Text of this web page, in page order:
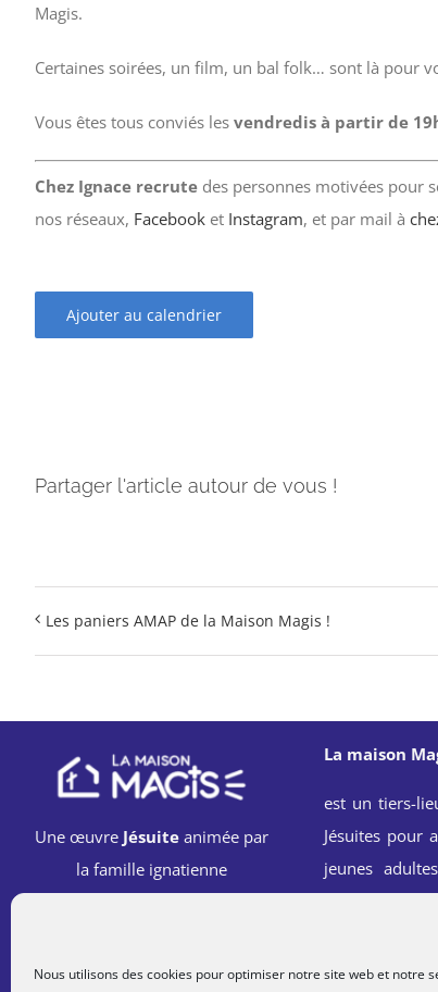
Nous utilisons des cookies pour optimiser notre site web et notre
Magis.
Certaines soirées, un film, un bal folk… sont là pour
Vous êtes tous conviés les vendredis à partir de
Chez Ignace recrute des personnes motivées pour
nos réseaux, Facebook et Instagram, et par mail à
Ajouter au calendrier
Partager l'article autour de vous !
Les paniers AMAP de la Maison Magis !
Une œuvre Jésuiteanimée par
la famille ignatienne
La maison
est un tiers-
Jésuites pour
jeunes
spirituelle,
Ignace.